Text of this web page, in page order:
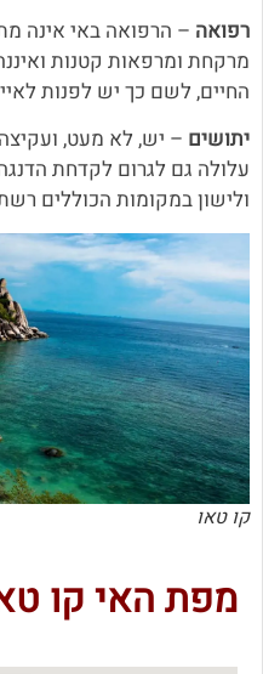
רפואה – הרפואה באי אינה
מרקחת ומרפאות קטנות
החיים, לשם כך יש לפנות
יתושים – יש, לא מעט,
עלולה גם לגרום לקדחת
ולישון במקומות הכוללים
קו טאו
מפת האי קו